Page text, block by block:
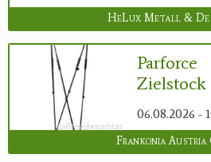
HeLux Metall &
Parforce
Zielstock
06.08.2026 -
Frankonia Austria